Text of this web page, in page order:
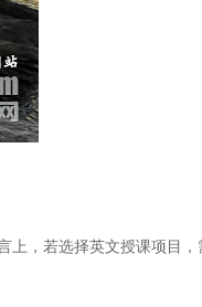
，若选择英文授课项目